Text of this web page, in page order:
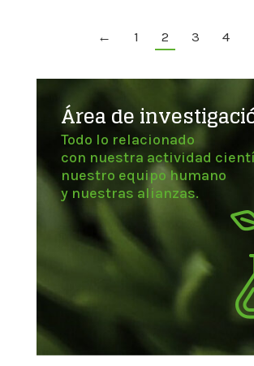
← 1 2 3 4
Área de
Todo lo relacionado
con nuestra actividad
nuestro equipo humano
y nuestras alianzas.